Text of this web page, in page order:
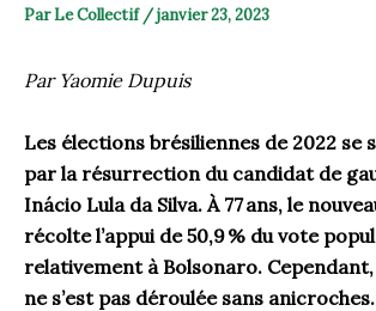
ParLe Collectif /janvier 23, 2023
Par Yaomie Dupuis
Les élections brésiliennes de 2022 se
par la résurrection du candidat de
Inácio Lula da Silva. À 77 ans, le
récolte l’appui de 50,9 % du vote
relativement à Bolsonaro.
ne s’est pas déroulée sans